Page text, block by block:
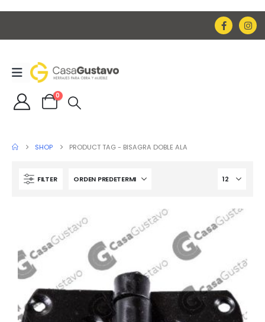
0
SHOP PRODUCT TAG - BISAGRA DOBLE ALA
FILTER